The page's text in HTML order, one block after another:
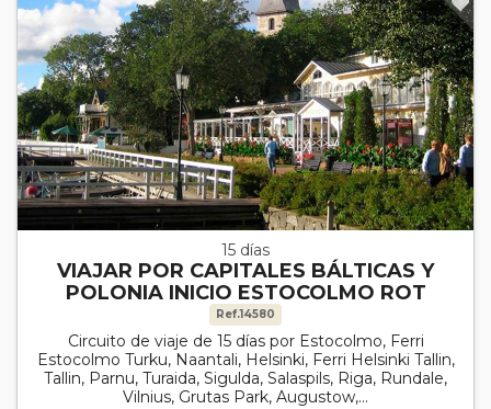
15 días
VIAJAR POR CAPITALES BÁLTICAS Y
POLONIA INICIO ESTOCOLMO ROT
Ref.14580
Circuito de viaje de 15 días por Estocolmo, Ferri
Estocolmo Turku, Naantali, Helsinki, Ferri Helsinki Tallin,
Tallin, Parnu, Turaida, Sigulda, Salaspils, Riga, Rundale,
Vilnius, Grutas Park, Augustow,...